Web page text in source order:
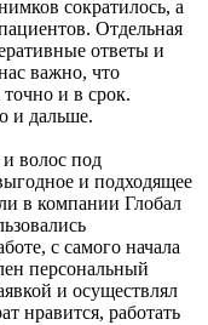
сократилось, а
Отдельная
ответы и
важно, что
точно и в срок.
и дальше.
волос под
и подходящее
в компании Глобал
с самого начала
персональный
и осуществлял
нравится, работать